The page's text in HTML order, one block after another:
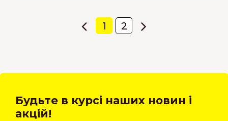
1 2
Будьте в курсі наших новин і
акцій!